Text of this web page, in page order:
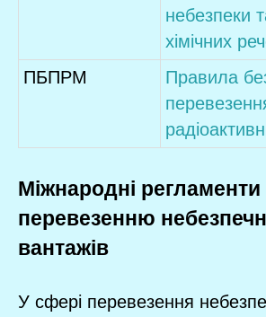
небезпеки
хімічних
ПБПРМ
Правила
Міжнародні
перевезенню
вантажів
У сфері перевезення